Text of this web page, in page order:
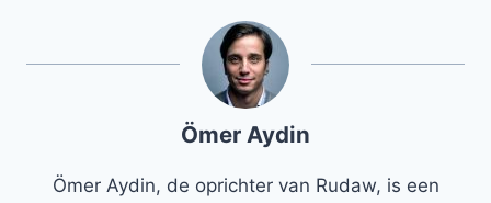
Ömer Aydin
Ömer Aydin, de oprichter van Rudaw, is een